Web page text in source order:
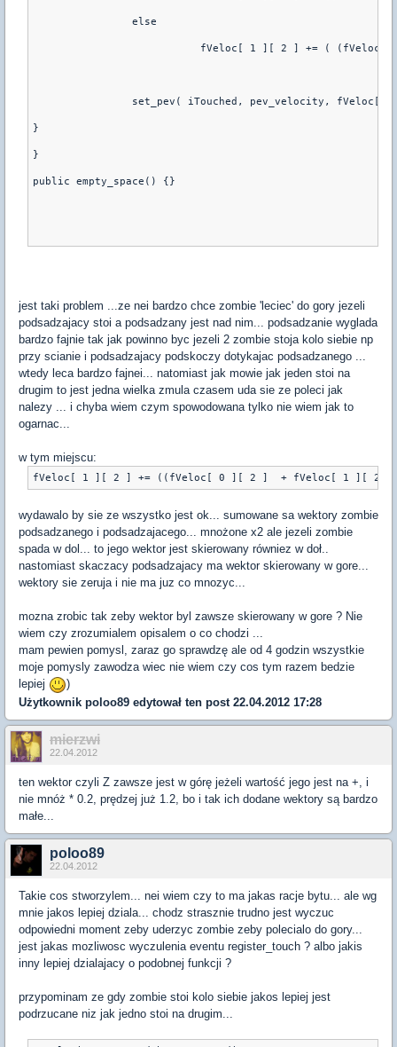
		else
fVeloc[ 1 ][ 2 ] += (
set_pev( iTouched, pev_velocity, fVeloc[ 1
}
}
public empty_space() {}
jest taki problem ...ze nei bardzo chce zombie 'leciec' do gory jezeli
podsadzajacy stoi a podsadzany jest nad nim... podsadzanie wyglada
bardzo fajnie tak jak powinno byc jezeli 2 zombie stoja kolo siebie np
przy scianie i podsadzajacy podskoczy dotykajac podsadzanego ...
wtedy leca bardzo fajnei... natomiast jak mowie jak jeden stoi na
drugim to jest jedna wielka zmula czasem uda sie ze poleci jak
nalezy ... i chyba wiem czym spowodowana tylko nie wiem jak to
ogarnac...
w tym miejscu:
wydawalo by sie ze wszystko jest ok... sumowane sa wektory zombie
podsadzanego i podsadzajacego... mnożone x2 ale jezeli zombie
spada w dol... to jego wektor jest skierowany równiez w doł..
nastomiast skaczacy podsadzajacy ma wektor skierowany w gore...
wektory sie zeruja i nie ma juz co mnozyc...
mozna zrobic tak zeby wektor byl zawsze skierowany w gore ? Nie
wiem czy zrozumialem opisalem o co chodzi ...
mam pewien pomysl, zaraz go sprawdzę ale od 4 godzin wszystkie
moje pomysly zawodza wiec nie wiem czy cos tym razem bedzie
lepiej
)
Użytkownik poloo89 edytował ten post 22.04.2012 17:28
mierzwi
22.04.2012
ten wektor czyli Z zawsze jest w górę jeżeli wartość jego jest na +, i
nie mnóż * 0.2, prędzej już 1.2, bo i tak ich dodane wektory są bardzo
małe...
poloo89
22.04.2012
Takie cos stworzylem... nei wiem czy to ma jakas racje bytu... ale wg
mnie jakos lepiej dziala... chodz strasznie trudno jest wyczuc
odpowiedni moment zeby uderzyc zombie zeby polecialo do gory...
jest jakas mozliwosc wyczulenia eventu register_touch ? albo jakis
inny lepiej dzialajacy o podobnej funkcji ?
przypominam ze gdy zombie stoi kolo siebie jakos lepiej jest
podrzucane niz jak jedno stoi na drugim...